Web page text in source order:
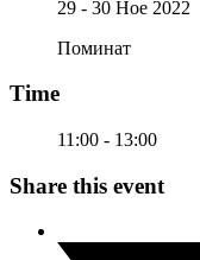
29 - 30 Ное 2022
Поминат
Time
11:00 - 13:00
Share this event